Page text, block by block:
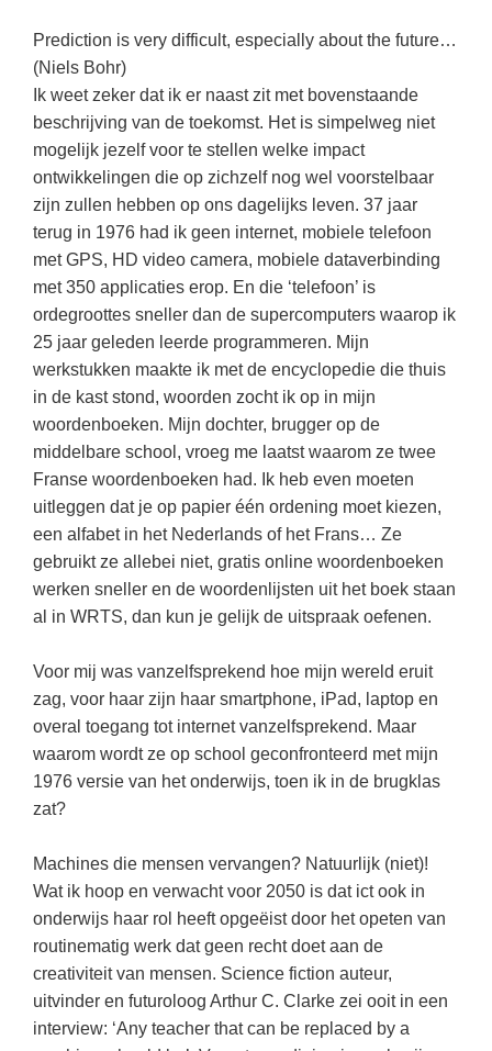
Godsdienstonderwijs
Kerstfeest
Kinderboekenweek
Kleurplaten
Mediawijsheid
Onderwijsprijs
Schoolreisideeën
Schoolspullen
Seizoenen
Seksualiteit
Sinterklaas
Spelletjes
Sprookjes
Tweede Wereldoorlog
Taalvaardigheid
Vakoverstijgend
MEER...
AI voor het onderwijs
Kruiswoordpuzzels
Onderwijslonen
Vrijeschoolonderwijs
Montessori onderwijs
Jenaplanonderwijs
Daltononderwijs
Schoolspullen
Onderwijsvacatures
Studieschuld & Hypotheek
Middelbare school niveaus
Studenten laptop
Docentenplein nieuwsbrief
Nieuwsbrief archief
Onderwijs CV
Huiswerkbegeleiding
Huiswerkbegeleider zoeken
Huiswerkbegeleider worden
Prediction is very difficult, especially about the future…
(Niels Bohr)
Ik weet zeker dat ik er naast zit met bovenstaande
beschrijving van de toekomst. Het is simpelweg niet
mogelijk jezelf voor te stellen welke impact
ontwikkelingen die op zichzelf nog wel voorstelbaar
zijn zullen hebben op ons dagelijks leven. 37 jaar
terug in 1976 had ik geen internet, mobiele telefoon
met GPS, HD video camera, mobiele dataverbinding
met 350 applicaties erop. En die ‘telefoon’ is
ordegroottes sneller dan de supercomputers waarop ik
25 jaar geleden leerde programmeren. Mijn
werkstukken maakte ik met de encyclopedie die thuis
in de kast stond, woorden zocht ik op in mijn
woordenboeken. Mijn dochter, brugger op de
middelbare school, vroeg me laatst waarom ze twee
Franse woordenboeken had. Ik heb even moeten
uitleggen dat je op papier één ordening moet kiezen,
een alfabet in het Nederlands of het Frans… Ze
gebruikt ze allebei niet, gratis online woordenboeken
werken sneller en de woordenlijsten uit het boek staan
al in WRTS, dan kun je gelijk de uitspraak oefenen.
Voor mij was vanzelfsprekend hoe mijn wereld eruit
zag, voor haar zijn haar smartphone, iPad, laptop en
overal toegang tot internet vanzelfsprekend. Maar
waarom wordt ze op school geconfronteerd met mijn
1976 versie van het onderwijs, toen ik in de brugklas
zat?
Machines die mensen vervangen? Natuurlijk (niet)!
Wat ik hoop en verwacht voor 2050 is dat ict ook in
onderwijs haar rol heeft opgeëist door het opeten van
routinematig werk dat geen recht doet aan de
creativiteit van mensen. Science fiction auteur,
uitvinder en futuroloog Arthur C. Clarke zei ooit in een
interview: ‘Any teacher that can be replaced by a